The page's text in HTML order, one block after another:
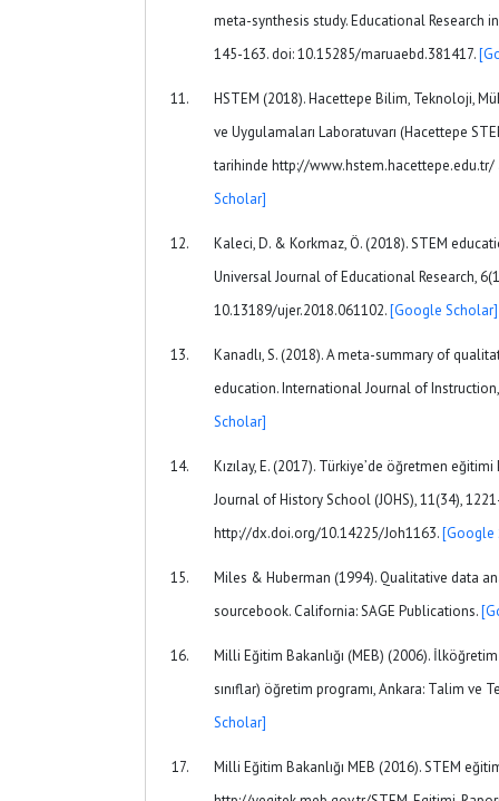
meta-synthesis study. Educational Research
145-163. doi: 10.15285/maruaebd.381417.
HSTEM (2018). Hacettepe Bilim, Teknoloji,
ve Uygulamaları Laboratuvarı (Hacettepe
tarihinde http://www.hstem.hacettepe.edu.tr/
Scholar]
Kaleci, D. & Korkmaz, Ö. (2018). STEM
Universal Journal of Educational Research,
10.13189/ujer.2018.061102.[Google Scholar]
Kanadlı, S. (2018). A meta-summary of
education. International Journal of
Scholar]
Kızılay, E. (2017). Türkiye’de öğretmen
Journal of History School (JOHS), 11(34),
http://dx.doi.org/10.14225/Joh1163.[Google
Miles & Huberman (1994). Qualitative data
sourcebook. California: SAGE Publications.
Milli Eğitim Bakanlığı (MEB) (2006).
sınıflar) öğretim programı, Ankara: Talim ve
Scholar]
Milli Eğitim Bakanlığı MEB (2016). STEM